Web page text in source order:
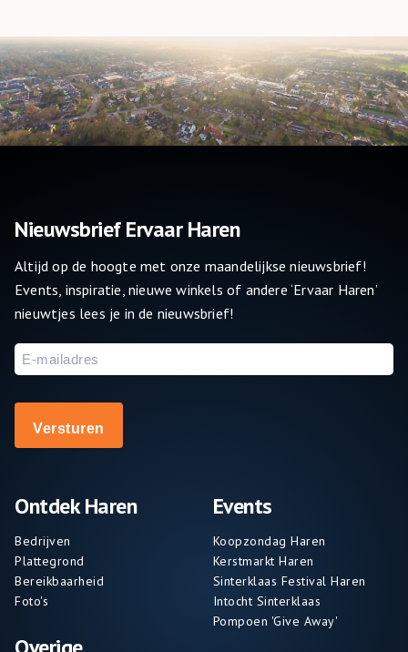
Ontdek Haren
Bedrijven
Plattegrond
Bereikbaarheid
Foto's
Events
Koopzondag Haren
Kerstmarkt Haren
Sinterklaas Festival Haren
Intocht Sinterklaas
Pompoen 'Give Away'
Nieuwsbrief Ervaar Haren
Altijd op de hoogte met onze maandelijkse nieuwsbrief!
Events, inspiratie, nieuwe winkels of andere ‘Ervaar Haren’
nieuwtjes lees je in de nieuwsbrief!
E-
mailadres